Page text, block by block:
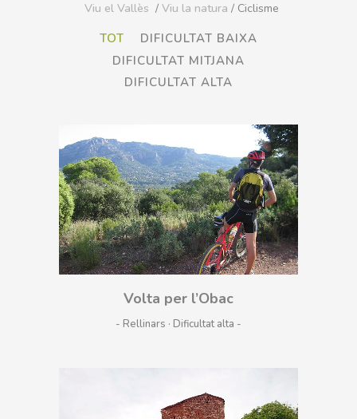
Viu el Vallès / Viu la natura / Ciclisme
TOT
DIFICULTAT BAIXA
DIFICULTAT MITJANA
DIFICULTAT ALTA
Volta per l’Obac
- Rellinars · Dificultat alta